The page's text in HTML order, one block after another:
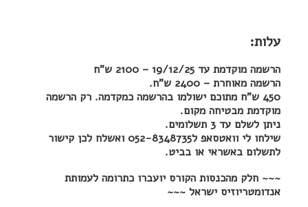
עלות:
הרשמה מוקדמת עד 19/12/25 – 2100 ש"ח
הרשמה מאוחרת – 2400 ש"ח.
450 ש"ח מתוכם ישולמו בהרשמה כמקדמה. רק הרשמה
מוקדמת מבטיחה מקום.
ניתן לשלם עד 3 תשלומים.
שילחו לי וואטסאפ ל052-8348735 ואשלח לכן קישור
לתשלום באשראי או בביט.
~~~ חלק מהכנסות הקורס יועברו כתרומה לעמותת
אנדומטריוזיס ישראל ~~~